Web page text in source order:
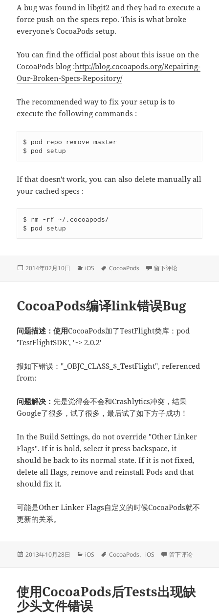
A bug was found in libgit2 and they had to execute a
force push on the specs repo. This is what broke
everyone's CocoaPods setup.
You can find the official post about this issue on the
CocoaPods blog :http://blog.cocoapods.org/Repairing-
Our-Broken-Specs-Repository/
The recommended way to fix your setup is to
execute the following commands :
$ pod repo remove master
If that doesn't work, you can also delete manually all
your cached specs :
$ rm -rf ~/.cocoapods/
$ pod setup
发
2014年02月10日
分
iOS
标
CocoaPods 于CocoaPods错误
留下评论
CocoaPods编译link错误Bug
问题描述：使用CocoaPods加了TestFlight类库：pod
'TestFlightSDK', '~> 2.0.2'
报如下错误："_OBJC_CLASS_$_TestFlight", referenced
from:
问题解决： 先是觉得会不会和Crashlytics冲突，结果
Google了很多，试了很多，最后试了如下方子成功！
In the Build Settings, do not override "Other Linker
Flags". If it is bold, select it press backspace, it
should be back to its normal state. If it is not fixed,
delete all flags, remove and reinstall Pods and that
should fix it.
可能是Other Linker Flags自定义的时候CocoaPods就不
更新的关系。
发
2013年10月28日
分
iOS
标
CocoaPods、 iOS 于CocoaPods编
留下评论
使用CocoaPods后Tests出现缺
少头文件错误